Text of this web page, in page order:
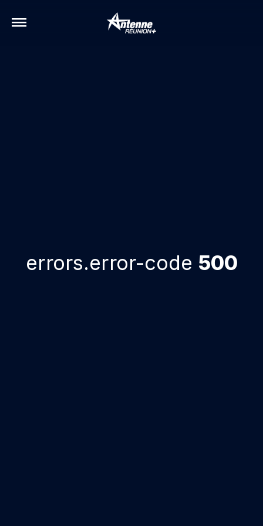
errors.error-code 500